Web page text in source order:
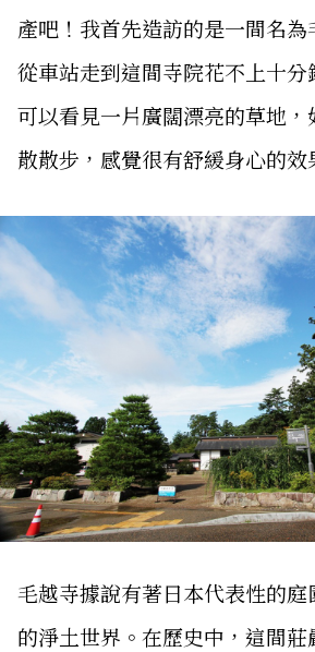
產吧！我首先造訪的是一間名為
從車站走到這間寺院花不上十
可以看見一片廣闊漂亮的草地
散散步，感覺很有舒緩身心的效
毛越寺據說有著日本代表性的
的淨土世界。在歷史中，這間